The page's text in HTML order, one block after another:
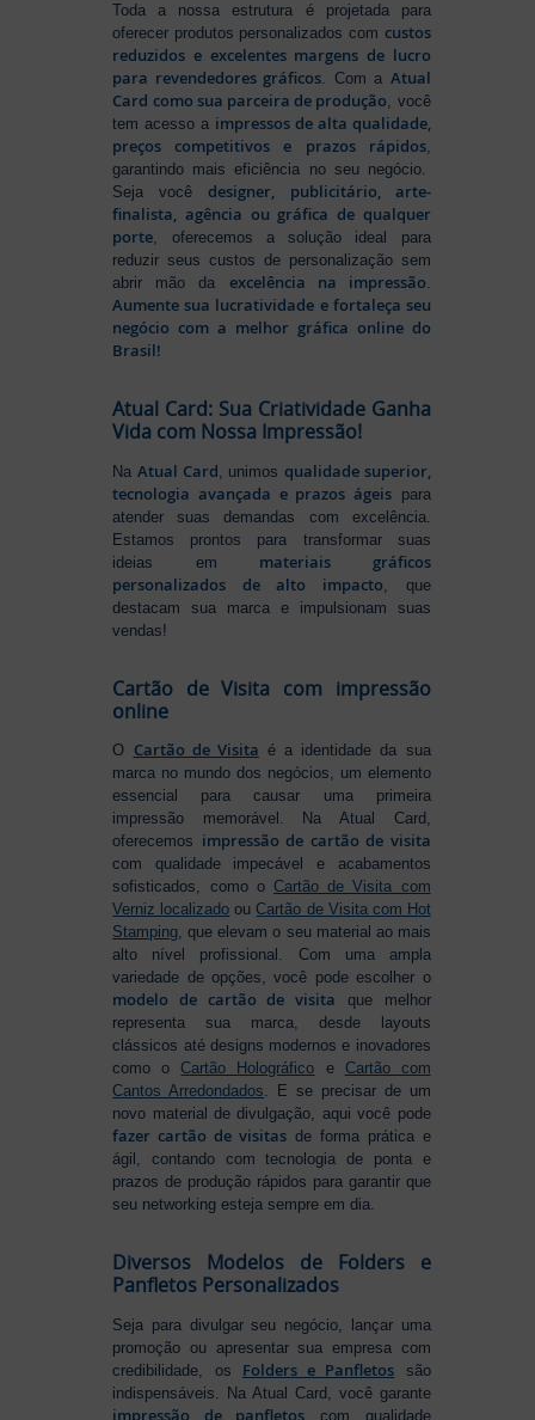
Toda a nossa estrutura é projetada para
oferecer produtos personalizados com custos
reduzidos e excelentes margens de lucro
para revendedores gráficos. Com a Atual
Card como sua parceira de produção, você
tem acesso a impressos de alta qualidade,
preços competitivos e prazos rápidos,
garantindo mais eficiência no seu negócio.
Seja vocêdesigner, publicitário, arte-
finalista, agência ou gráfica de qualquer
porte, oferecemos a solução ideal para
reduzir seus custos de personalização sem
abrir mão da excelência na impressão.
Aumente sua lucratividade e fortaleça seu
negócio com a melhor gráfica online do
Brasil!
Atual Card: Sua Criatividade Ganha
Vida com Nossa Impressão!
Na Atual Card , unimos qualidade superior,
tecnologia avançada e prazos ágeispara
atender suas demandas com excelência.
Estamos prontos para transformar suas
ideias em materiais gráficos
personalizados de alto impacto , que
destacam sua marca e impulsionam suas
vendas!
Cartão de Visita com impressão
online
O Cartão de Visita é a identidade da sua
marca no mundo dos negócios, um elemento
essencial para causar uma primeira
impressão memorável. Na Atual Card,
oferecemos impressão de cartão de visita
com qualidade impecável e acabamentos
sofisticados, como o Cartão de Visita com
Verniz localizado ouCartão de Visita com Hot
Stamping, que elevam o seu material ao mais
alto nível profissional. Com uma ampla
variedade de opções, você pode escolher o
modelo de cartão de visita que melhor
representa sua marca, desde layouts
clássicos até designs modernos e inovadores
como oCartão Holográfico e Cartão com
Cantos Arredondados. E se precisar de um
novo material de divulgação, aqui você pode
fazer cartão de visitas de forma prática e
ágil, contando com tecnologia de ponta e
prazos de produção rápidos para garantir que
seu networking esteja sempre em dia.
Diversos Modelos de Folders e
Panfletos Personalizados
Seja para divulgar seu negócio, lançar uma
promoção ou apresentar sua empresa com
credibilidade, os Folders e Panfletos são
indispensáveis. Na Atual Card, você garante
impressão de panfletos com qualidade